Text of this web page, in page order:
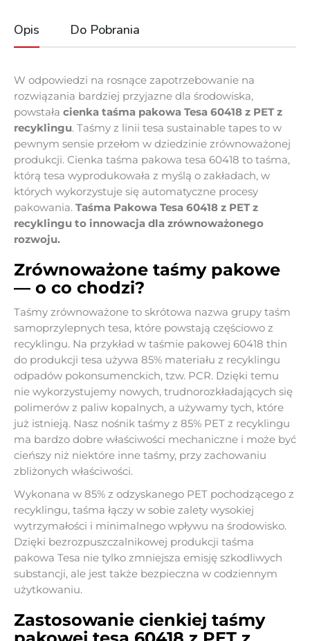
Opis Do Pobrania
W odpowiedzi na rosnące zapotrzebowanie na
rozwiązania bardziej przyjazne dla środowiska,
powstała cienka taśma pakowa Tesa 60418 z PET z
recyklingu. Taśmy z linii tesa sustainable tapes to w
pewnym sensie przełom w dziedzinie zrównoważonej
produkcji. Cienka taśma pakowa tesa 60418 to taśma,
którą tesa wyprodukowała z myślą o zakładach, w
których wykorzystuje się automatyczne procesy
pakowania. Taśma Pakowa Tesa 60418 z PET z
recyklingu to innowacja dla zrównoważonego
rozwoju.
Zrównoważone taśmy pakowe
— o co chodzi?
Taśmy zrównoważone to skrótowa nazwa grupy taśm
samoprzylepnych tesa, które powstają częściowo z
recyklingu. Na przykład w taśmie pakowej 60418 thin
do produkcji tesa używa 85% materiału z recyklingu
odpadów pokonsumenckich, tzw. PCR. Dzięki temu
nie wykorzystujemy nowych, trudnorozkładających się
polimerów z paliw kopalnych, a używamy tych, które
już istnieją. Nasz nośnik taśmy z 85% PET z recyklingu
ma bardzo dobre właściwości mechaniczne i może być
cieńszy niż niektóre inne taśmy, przy zachowaniu
zbliżonych właściwości.
Wykonana w 85% z odzyskanego PET pochodzącego z
recyklingu, taśma łączy w sobie zalety wysokiej
wytrzymałości i minimalnego wpływu na środowisko.
Dzięki bezrozpuszczalnikowej produkcji taśma
pakowa Tesa nie tylko zmniejsza emisję szkodliwych
substancji, ale jest także bezpieczna w codziennym
użytkowaniu.
Zastosowanie cienkiej taśmy